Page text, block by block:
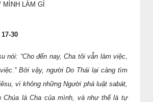
MÌNH LÀM GÌ
30
nói: “Cho đến nay, Cha tôi vẫn làm việc,
Bởi vậy, người Do Thái lại càng tìm
vì không những Người phá luật sabát,
Chúa là Cha của mình, và như thế là tự